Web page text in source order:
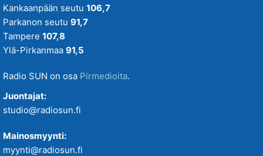
Kankaanpään seutu 106,7
Parkanon seutu 91,7
Tampere 107,8
Ylä-Pirkanmaa 91,5
Radio SUN on osa Pirmedioita.
Juontajat:
studio@radiosun.fi
Mainosmyynti:
myynti@radiosun.fi